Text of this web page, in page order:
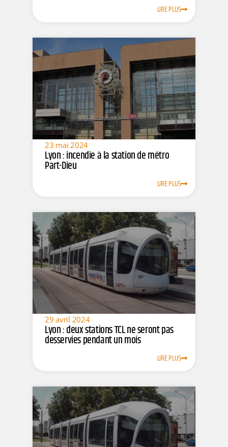
LIRE PLUS
23 mai 2024
Lyon : incendie à la station de métro
Part-Dieu
LIRE PLUS
29 avril 2024
Lyon : deux stations TCL ne seront pas
desservies pendant un mois
LIRE PLUS